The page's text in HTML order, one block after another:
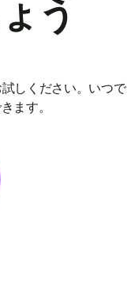
う
しください。いつ
ます。